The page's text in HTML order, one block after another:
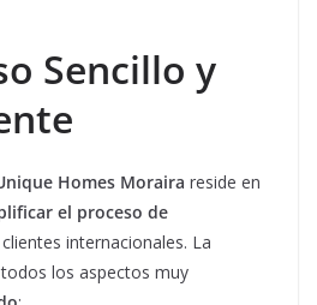
Sencillo y
Homes Moraira reside en
el proceso de
internacionales. La
los aspectos muy